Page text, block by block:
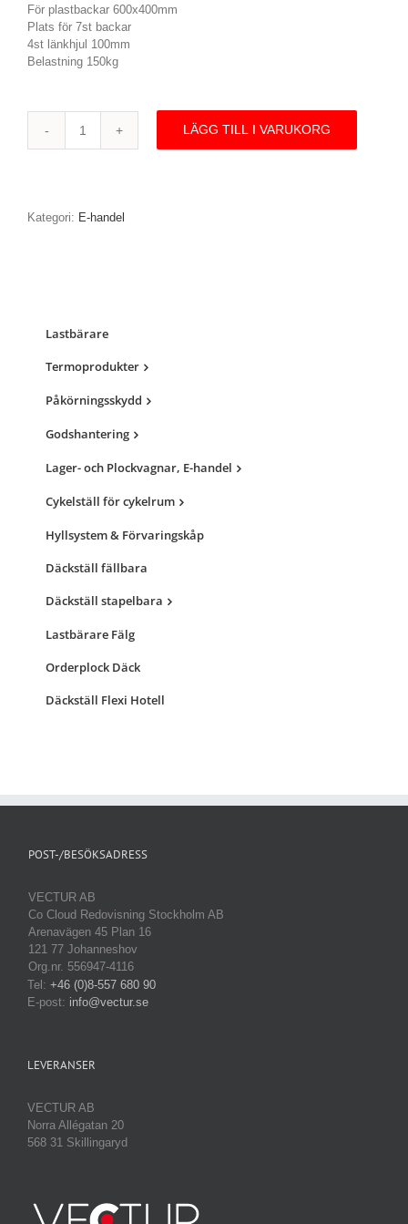
För plastbackar 600x400mm
Plats för 7st backar
4st länkhjul 100mm
Belastning 150kg
KM166B
LÄGG TILL I VARUKORG
Kategori: E-handel
Lastbärare
Termoprodukter
Påkörningsskydd
Godshantering
Lager- och Plockvagnar, E-handel
Cykelställ för cykelrum
Hyllsystem & Förvaringskåp
Däckställ fällbara
Däckställ stapelbara
Lastbärare Fälg
Orderplock Däck
Däckställ Flexi Hotell
POST-/BESÖKSADRESS
VECTUR AB
Co Cloud Redovisning Stockholm AB
Arenavägen 45 Plan 16
121 77 Johanneshov
Org.nr. 556947-4116
Tel: +46 (0)8-557 680 90
E-post: info@vectur.se
LEVERANSER
VECTUR AB
Norra Allégatan 20
568 31 Skillingaryd